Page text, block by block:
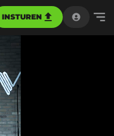
INSTUREN